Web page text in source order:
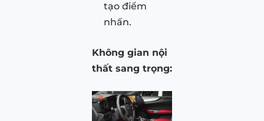
tạo điểm
nhấn.
Không gian nội
thất sang trọng: